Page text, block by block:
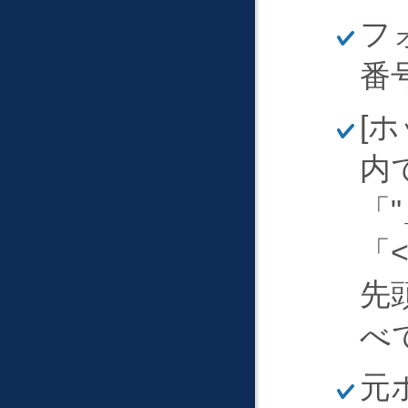
く
フ
番
ほ
く
ホ
内
"
<
先
べ
ほ
そ
元